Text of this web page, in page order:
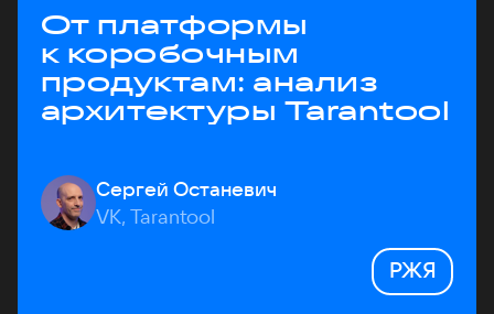
От платформы
к коробочным
продуктам: анализ
архитектуры Tarantool
Сергей Останевич
VK, Tarantool
РЖЯ